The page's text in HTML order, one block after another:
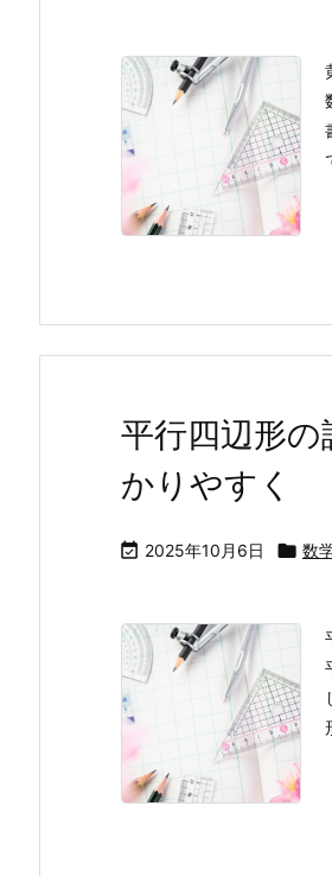
平行四辺形
かりやすく
 2025年10月6日  数